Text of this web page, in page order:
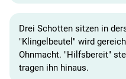
Drei Schotten sitzen in
"Klingelbeutel" wird
Ohnmacht. "Hilfsbereit"
tragen ihn hinaus.